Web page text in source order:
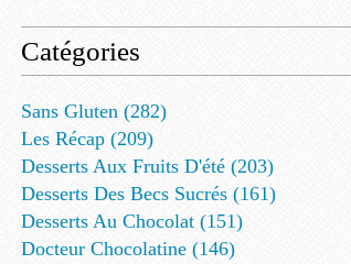
Catégories
Sans Gluten (282)
Les Récap (209)
Desserts Aux Fruits D'été (203)
Desserts Des Becs Sucrés (161)
Desserts Au Chocolat (151)
Docteur Chocolatine (146)